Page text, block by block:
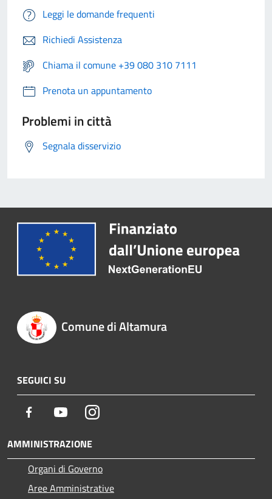
Leggi le domande frequenti
Richiedi Assistenza
Chiama il comune +39 080 310 7111
Prenota un appuntamento
Problemi in città
Segnala disservizio
Comune di Altamura
SEGUICI SU
Facebook YoutubeInstagram
AMMINISTRAZIONE
Organi di Governo
Aree Amministrative